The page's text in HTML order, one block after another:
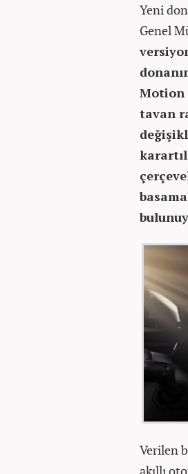
Yeni
Genel
Motion
tavan
Verilen
akıllı